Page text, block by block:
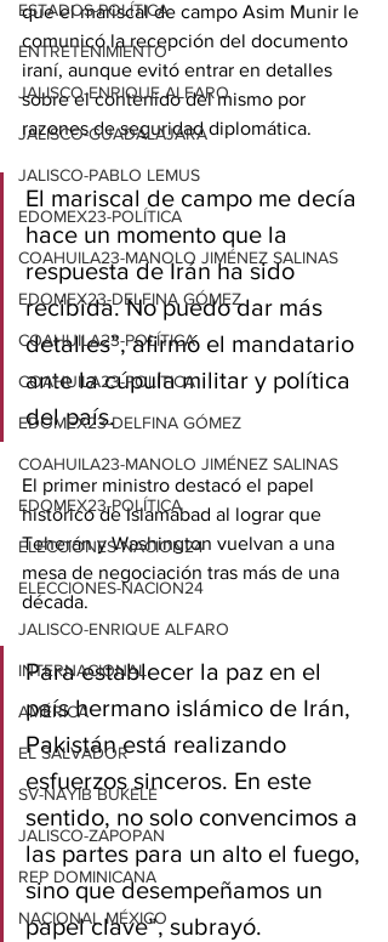
ESTADOS-POLÍTICA
ENTRETENIMIENTO
JALISCO-ENRIQUE ALFARO
JALISCO-GUADALAJARA
JALISCO-PABLO LEMUS
EDOMEX23-POLÍTICA
COAHUILA23-MANOLO JIMÉNEZ SALINAS
EDOMEX23-DELFINA GÓMEZ
COAHUILA23-POLÍTICA
COAHUILA23-POLÍTICA
EDOMEX23-DELFINA GÓMEZ
COAHUILA23-MANOLO JIMÉNEZ SALINAS
EDOMEX23-POLÍTICA
ELECCIONES-NACION24
ELECCIONES-NACION24
JALISCO-ENRIQUE ALFARO
INTERNACIONAL
AMÉRICA
EL SALVADOR
SV-NAYIB BUKELE
JALISCO-ZAPOPAN
REP DOMINICANA
NACIONAL MÉXICO
que el mariscal de campo Asim Munir le
comunicó la recepción del documento
iraní, aunque evitó entrar en detalles
sobre el contenido del mismo por
razones de seguridad diplomática.
El mariscal de campo me decía
hace un momento que la
respuesta de Irán ha sido
recibida. No puedo dar más
detalles”, afirmó el mandatario
ante la cúpula militar y política
del país.
El primer ministro destacó el papel
histórico de Islamabad al lograr que
Teherán y Washington vuelvan a una
mesa de negociación tras más de una
década.
Para establecer la paz en el
país hermano islámico de Irán,
Pakistán está realizando
esfuerzos sinceros. En este
sentido, no solo convencimos a
las partes para un alto el fuego,
sino que desempeñamos un
papel clave”, subrayó.